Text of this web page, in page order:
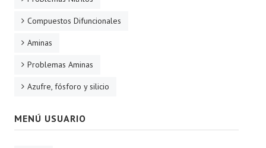
Compuestos Difuncionales
Aminas
Problemas Aminas
Azufre, fósforo y silicio
MENÚ USUARIO